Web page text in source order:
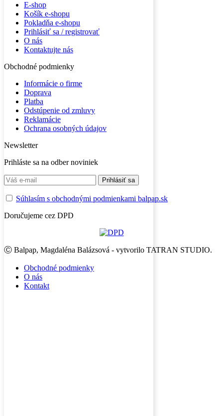
E-shop
Košík e-shopu
Pokladňa e-shopu
Prihlásiť sa / registrovať
O nás
Kontaktujte nás
Obchodné podmienky
Informácie o firme
Doprava
Platba
Odstúpenie od zmluvy
Reklamácie
Ochrana osobných údajov
Newsletter
Prihláste sa na odber noviniek
Súhlasím s obchodnými podmienkami balpap.sk
Doručujeme cez DPD
Ⓒ Balpap, Magdaléna Balázsová - vytvorilo TATRAN STUDIO.
Obchodné podmienky
O nás
Kontakt